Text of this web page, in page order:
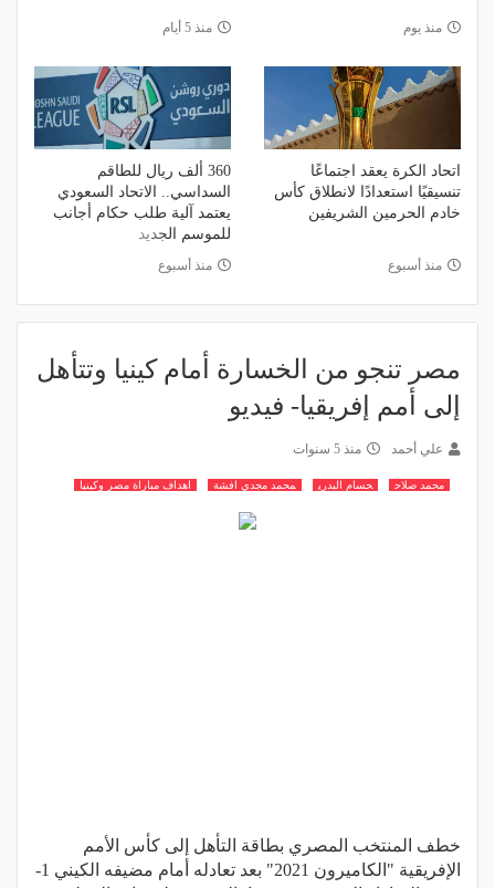
منذ يوم منذ 5 أيام
اتحاد الكرة يعقد اجتماعًا
تنسيقيًا استعدادًا لانطلاق كأس
خادم الحرمين الشريفين
منذ أسبوع
360 ألف ريال للطاقم
السداسي.. الاتحاد السعودي
يعتمد آلية طلب حكام أجانب
للموسم الجديد
منذ أسبوع
مصر تنجو من الخسارة أمام كينيا وتتأهل
إلى أمم إفريقيا- فيديو
علي أحمد منذ 5 سنوات
محمد صلاح حسام البدري محمد مجدي افشة اهداف مباراة مصر وكينيا
خطف المنتخب المصري بطاقة التأهل إلى كأس الأمم
الإفريقية "الكاميرون 2021" بعد تعادله أمام مضيفه الكيني 1-